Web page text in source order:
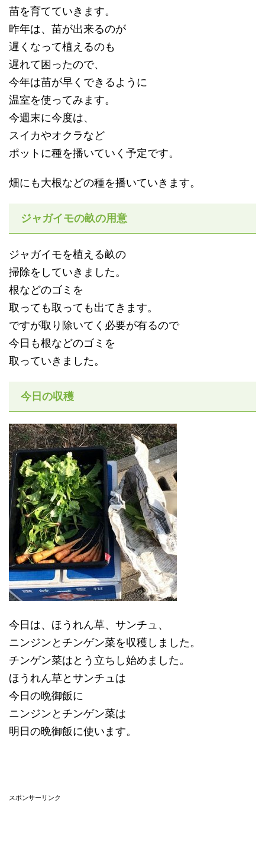
苗を育てていきます。
昨年は、苗が出来るのが
遅くなって植えるのも
遅れて困ったので、
今年は苗が早くできるように
温室を使ってみます。
今週末に今度は、
スイカやオクラなど
ポットに種を播いていく予定です。
畑にも大根などの種を播いていきます。
ジャガイモの畝の用意
ジャガイモを植える畝の
掃除をしていきました。
根などのゴミを
取っても取っても出てきます。
ですが取り除いてく必要が有るので
今日も根などのゴミを
取っていきました。
今日の収穫
今日は、ほうれん草、サンチュ、
ニンジンとチンゲン菜を収穫しました。
チンゲン菜はとう立ちし始めました。
ほうれん草とサンチュは
今日の晩御飯に
ニンジンとチンゲン菜は
明日の晩御飯に使います。
スポンサーリンク